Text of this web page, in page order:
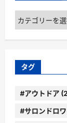
カ
テ
ゴ
ー
タグ
#アウトドア
#サロンドロ